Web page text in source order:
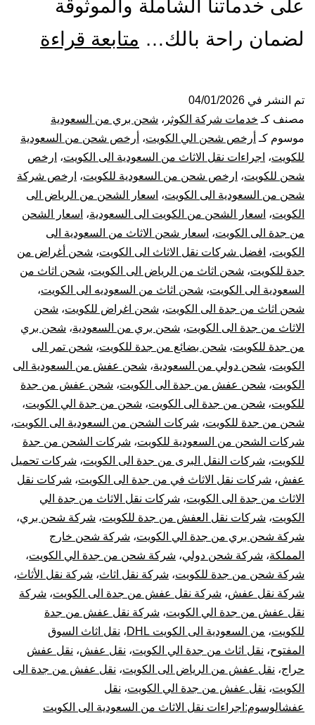
على خدماتنا الشاملة والموثوقة
لضمان راحة بالك… متابعة قراءة
جدة
الي
نقل
من
جدة
تم النشر في 04/01/2026
مصنف كـ خدمات شركة الكوثر ، شحن بري من السعودية
موسوم كـ أرخص شحن الي الكويت، أرخص شحن من السعودية
للكويت، اجراءات نقل الاثاث من السعودية الى الكويت، ارخص
شحن للكويت، ارخص شحن من السعودية للكويت، ارخص شركة
شحن من السعودية الى الكويت، اسعار الشحن من الرياض الى
الكويت، اسعار الشحن من الكويت الى السعودية، اسعار الشحن
من جدة الى الكويت، اسعار شحن الاثاث من السعودية الى
الكويت، افضل شركات نقل الاثاث الى الكويت، شحن أغراض من
جدة للكويت، شحن اثاث من الرياض الى الكويت، شحن اثاث من
السعودية الى الكويت، شحن اثاث من السعوديه الى الكويت،
شحن اثاث من جدة الى الكويت، شحن اغراض للكويت، شحن
الاثاث من جدة الى الكويت، شحن بري من السعودية، شحن بري
من جدة للكويت، شحن بضائع من جدة للكويت، شحن تمر الى
الكويت، شحن دولي من السعودية، شحن عفش من السعودية الى
الكويت، شحن عفش من جدة الى الكويت، شحن عفش من جدة
للكويت، شحن من جدة الى الكويت، شحن من جدة الي الكويت،
شحن من جدة للكويت، شركات الشحن من السعودية الى الكويت،
شركات الشحن من السعودية للكويت، شركات الشحن من جدة
للكويت، شركات النقل البرى من جدة الى الكويت، شركات تحميل
عفش، شركات نقل الاثاث في من جدة الى الكويت، شركات نقل
الاثاث من جدة الى الكويت، شركات نقل الاثاث من جدة الي
الكويت، شركات نقل العفش من جدة للكويت، شركة شحن بري،
شركة شحن بري من جدة الي الكويت، شركة شحن خارج
المملكة، شركة شحن دولي، شركة شحن من جدة الي الكويت،
شركة شحن من جدة للكويت، شركة نقل اثاث، شركة نقل الأثاث،
شركة نقل عفش، شركة نقل عفش من جدة الى الكويت، شركة
نقل عفش من جدة الي الكويت، شركة نقل عفش من جدة
للكويت، من السعودية الى الكويت DHL ، نقل اثاث السوق
المفتوح، نقل اثاث من جدة الي الكويت، نقل عفش، نقل عفش
حراج، نقل عفش من الرياض الى الكويت، نقل عفش من جدة الى
الكويت، نقل عفش من جدة الي الكويت، نقل
عفشالوسوم:اجراءات نقل الاثاث من السعودية الى الكويت